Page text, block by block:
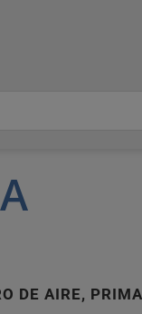
DE AIRE,